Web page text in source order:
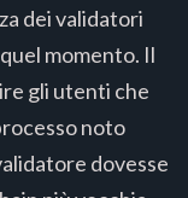
dei validatori
momento. Il
gli utenti che
noto
dovesse